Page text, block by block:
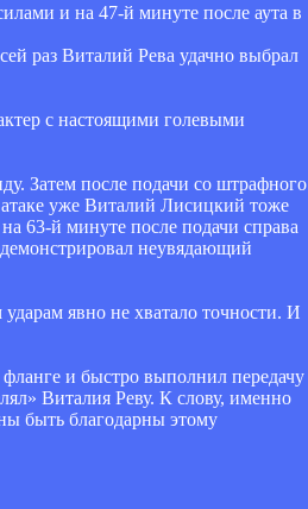
и на 47-й минуте после аута в
раз Виталий Рева удачно выбрал
с настоящими голевыми
Затем после подачи со штрафного
уже Виталий Лисицкий тоже
63-й минуте после подачи справа
неувядающий
явно не хватало точности. И
и быстро выполнил передачу
Виталия Реву. К слову, именно
быть благодарны этому